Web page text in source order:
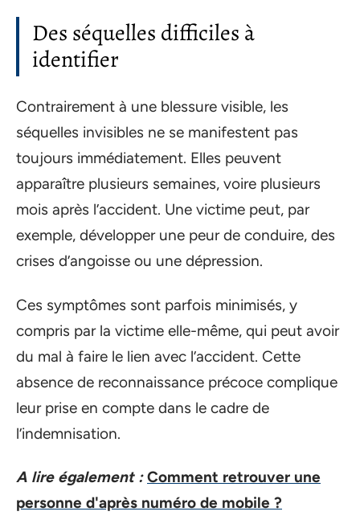
Des séquelles difficiles à
identifier
Contrairement à une blessure visible, les
séquelles invisibles ne se manifestent pas
toujours immédiatement. Elles peuvent
apparaître plusieurs semaines, voire plusieurs
mois après l’accident. Une victime peut, par
exemple, développer une peur de conduire, des
crises d’angoisse ou une dépression.
Ces symptômes sont parfois minimisés, y
compris par la victime elle-même, qui peut avoir
du mal à faire le lien avec l’accident. Cette
absence de reconnaissance précoce complique
leur prise en compte dans le cadre de
l’indemnisation.
A lire également : Comment retrouver une
personne d'après numéro de mobile ?